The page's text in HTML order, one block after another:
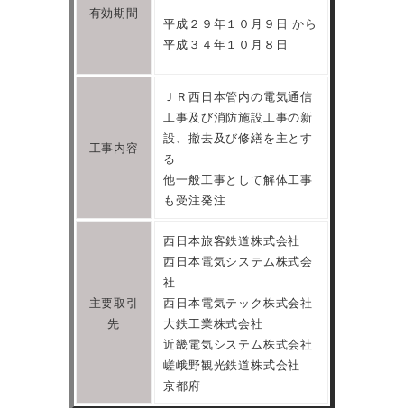
有効期間
平成２９年１０月９日 から
平成３４年１０月８日
工事内容
ＪＲ西日本管内の電気通信
工事及び消防施設工事の新
設、撤去及び修繕を主とす
る
他一般工事として解体工事
も受注発注
主要取引
先
西日本旅客鉄道株式会社
西日本電気システム株式会
社
西日本電気テック株式会社
大鉄工業株式会社
​近畿電気システム株式会社
嵯峨野観光鉄道株式会社
京都府